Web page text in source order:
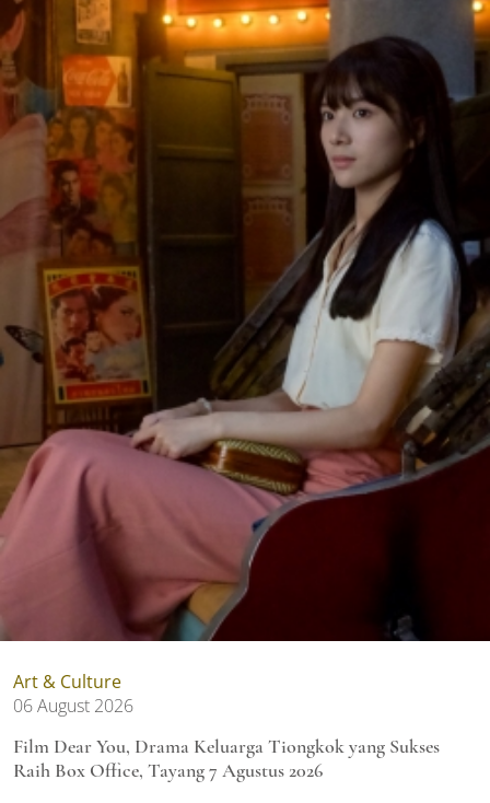
Art & Culture
06 August 2026
Film Dear You, Drama Keluarga Tiongkok yang Sukses
Raih Box Office, Tayang 7 Agustus 2026